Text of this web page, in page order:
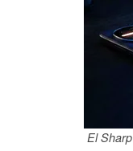
El